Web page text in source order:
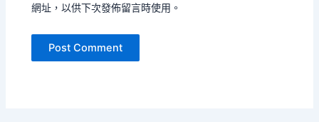
網址，以供下次發佈留言時使用。